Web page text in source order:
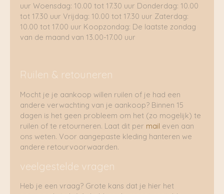
uur Woensdag: 10.00 tot 17.30 uur Donderdag: 10.00
tot 17.30 uur Vrijdag: 10.00 tot 17.30 uur Zaterdag:
10.00 tot 17.00 uur Koopzondag: De laatste zondag
van de maand van 13.00-17.00 uur
Ruilen & retouneren
Mocht je je aankoop willen ruilen of je had een
andere verwachting van je aankoop? Binnen 15
dagen is het geen probleem om het (zo mogelijk) te
ruilen of te retourneren. Laat dit per mail even aan
ons weten. Voor aangepaste kleding hanteren we
andere retourvoorwaarden.
veelgestelde vragen
Heb je een vraag? Grote kans dat je hier het